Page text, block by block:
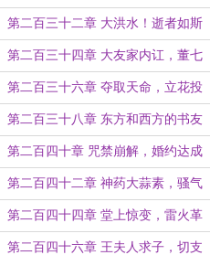
第二百三十二章 大洪水！逝者如斯
夫不舍昼夜
第二百三十四章 大友家内讧，董七
叔晋升（4000字）
第二百三十六章 夺取天命，立花投
诚
第二百三十八章 东方和西方的书友
们
第二百四十章 咒禁崩解，婚约达成
第二百四十二章 神药大蒜素，骚气
赛锦体
第二百四十四章 堂上惊变，雷火革
命
第二百四十六章 王夫人求子，切支